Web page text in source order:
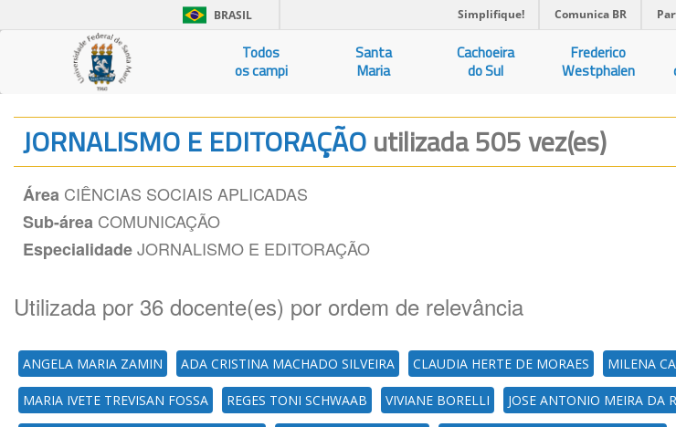
BRASIL Simplifique! Comunica BR
Todos
os campi
Santa
Maria
Cachoeira
do Sul
Frederico
Westphalen
JORNALISMO E EDITORAÇÃOutilizada 505 vez(es)
Área CIÊNCIAS SOCIAIS APLICADAS
Sub-área COMUNICAÇÃO
EspecialidadeJORNALISMO E EDITORAÇÃO
Utilizada por 36 docente(es) por ordem de relevância
ANGELA MARIA ZAMIN ADA CRISTINA MACHADO SILVEIRA CLAUDIA HERTE DE MORAES MILENA
MARIA IVETE TREVISAN FOSSA REGES TONI SCHWAAB VIVIANE BORELLI JOSE ANTONIO MEIRA DA